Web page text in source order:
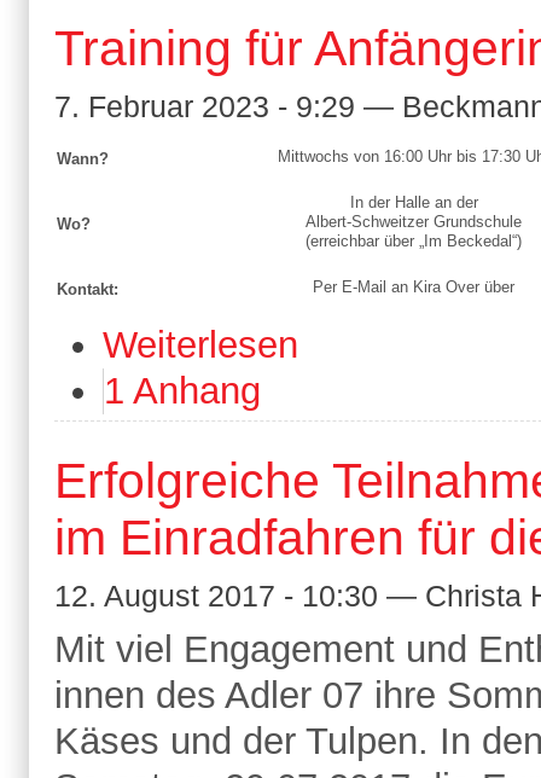
Training für
7. Februar 2023 - 9:29 —
Wann? Mittwochs von 16:00 Uhr bis 17:30
Wo?
In der Halle an der
Albert-Schweitzer Grundschule
(erreichbar über „Im Beckedal“)
Kontakt: Per E-Mail an Kira Over über
Weiterlesen
1 Anhang
Erfolgreiche
im Einradfahren für
12. August 2017 - 10:30 — Christa
Mit viel Engagement und
innen des Adler 07 ihre
Käses und der Tulpen. In